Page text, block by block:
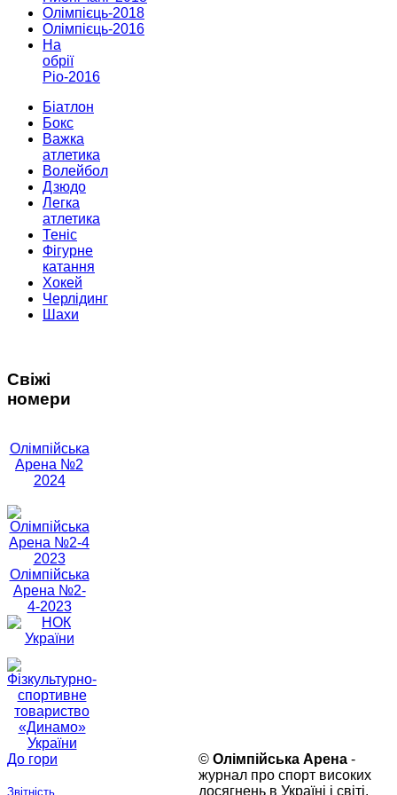
Олімпієць-2018
Олімпієць-2016
На
обрії
Ріо-2016
Біатлон
Бокс
Важка
атлетика
Волейбол
Дзюдо
Легка
атлетика
Теніс
Фігурне
катання
Хокей
Черлідинг
Шахи
Свіжі
номери
Олімпійська
Арена №2
2024
Олімпійська
Арена №2-
4-2023
До гори
Звітність
© Олімпійська Арена -
журнал про спорт високих
досягнень в Україні і світі.